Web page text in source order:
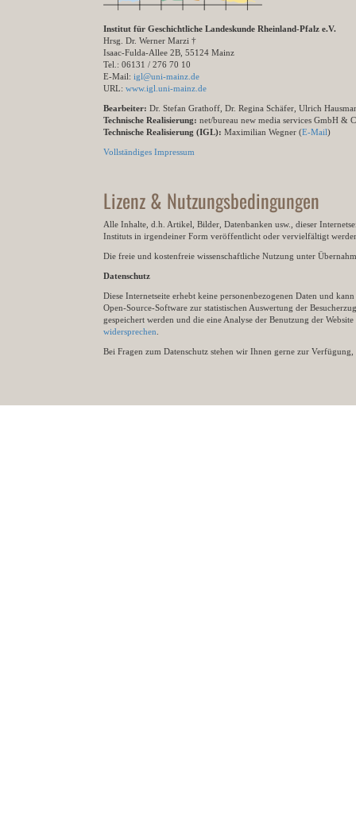
Institut für Geschichtliche Landeskunde Rheinland-Pfalz e.V.
Hrsg. Dr. Werner Marzi †
Isaac-Fulda-Allee 2B, 55124 Mainz
Tel.: 06131 / 276 70 10
E-Mail: igl@uni-mainz.de
URL: www.igl.uni-mainz.de
Bearbeiter: Dr. Stefan Grathoff, Dr. Regina Schäfer, Ulrich
Technische Realisierung: net/bureau new media services GmbH &
Technische Realisierung (IGL): Maximilian Wegner (E-Mail)
Vollständiges Impressum
Lizenz & Nutzungsbedingungen
Alle Inhalte, d.h. Artikel, Bilder, Datenbanken usw., dieser
Instituts in irgendeiner Form veröffentlicht oder vervielfältigt
Die freie und kostenfreie wissenschaftliche Nutzung unter
Datenschutz
Diese Internetseite erhebt keine personenbezogenen Daten und
Open-Source-Software zur statistischen Auswertung der
gespeichert werden und die eine Analyse der Benutzung der
widersprechen
Bei Fragen zum Datenschutz stehen wir Ihnen gerne zur